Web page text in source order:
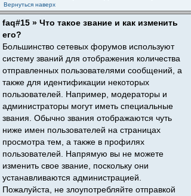
Вернуться наверх
faq#15 » Что такое звание и как изменить
его?
Большинство сетевых форумов используют
систему званий для отображения количества
отправленных пользователями сообщений, а
также для идентификации некоторых
пользователей. Например, модераторы и
администраторы могут иметь специальные
звания. Обычно звания отображаются чуть
ниже имен пользователей на страницах
просмотра тем, а также в профилях
пользователей. Напрямую вы не можете
изменить свое звание, поскольку они
устанавливаются администрацией.
Пожалуйста, не злоупотребляйте отправкой